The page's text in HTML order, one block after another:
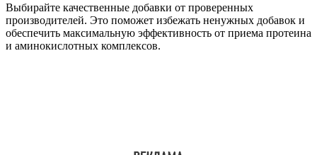
Выбирайте качественные добавки от проверенных
производителей. Это поможет избежать ненужных добавок и
обеспечить максимальную эффективность от приема протеина
и аминокислотных комплексов.